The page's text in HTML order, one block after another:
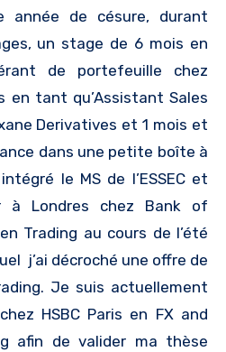
année de césure, durant
un stage de 6 mois en
de portefeuille chez
en tant qu’Assistant Sales
Derivatives et 1 mois et
dans une petite boîte à
le MS de l’ESSEC et
à Londres chez Bank of
Trading au cours de l’été
j’ai décroché une offre de
Je suis actuellement
HSBC Paris en FX and
afin de valider ma thèse